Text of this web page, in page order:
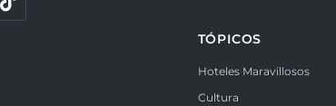
TÓPICOS
Hoteles Maravillosos
Cultura